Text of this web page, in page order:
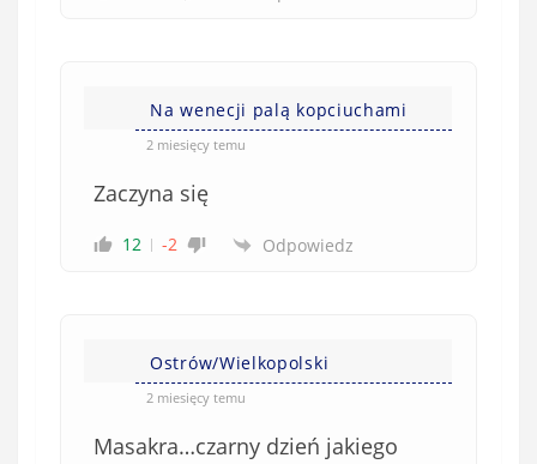
Na wenecji palą kopciuchami
2 miesięcy temu
Zaczyna się
12 -2 Odpowiedz
Ostrów/Wielkopolski
2 miesięcy temu
Masakra…czarny dzień jakiego